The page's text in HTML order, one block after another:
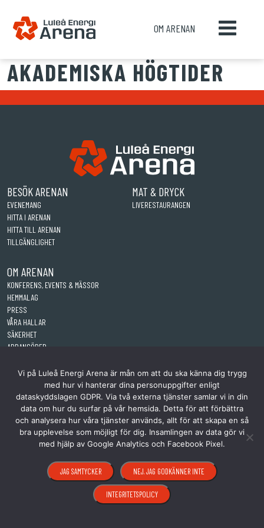
OM ARENAN
AKADEMISKA HÖGTIDER
BESÖK ARENAN
EVENEMANG
HITTA I ARENAN
HITTA TILL ARENAN
TILLGÄNGLIGHET
MAT & DRYCK
LIVERESTAURANGEN
OM ARENAN
KONFERENS, EVENTS & MÄSSOR
HEMMALAG
PRESS
VÅRA HALLAR
SÄKERHET
ARRANGÖRER
Vi på Luleå Energi Arena är mån om att du ska känna dig trygg
med hur vi hanterar dina personuppgifter enligt
dataskyddslagen GDPR. Via två externa tjänster samlar vi in din
data om hur du surfar på vår hemsida. Detta för att förbättra
och analysera hur våra tjänster används, allt för att skapa en så
bra upplevelse som möjligt för dig. Insamlingen av data gör vi
med hjälp av Google Analytics och Facebook Pixel.
JAG SAMTYCKER NEJ. JAG GODKÄNNER INTE
INTEGRITETSPOLICY